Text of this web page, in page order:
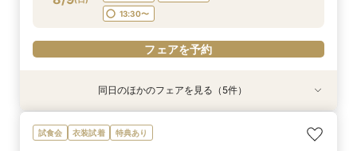
フェアを予約
13:30〜
フェアを予約
衣装試着 特典あり
【歴史感じる本格大聖堂×洗練された美食】黒毛
和牛4万試食で美食を確認！骨格診断＆お似合い
衣装試着 特典あり
＜初見学に◎＞じっくり相談会×大聖堂×上質会
場×絶品4万試食付きBIGフェア
衣装試着 特典あり
＜料理重視の方へ◎＞こだわり抜いた記憶に残る
美食体験◇黒毛和牛4万試食付き！骨格診断＆お
衣装試着 特典あり
トレンド花嫁に◎SNSで話題の最新マッピング演
出*絶品4万試食付きBIGフェア
衣装試着 特典あり
初見学に◎《東京を一望！地上55ｍのルーフトッ
プ》都心とは思えない開放感を体感◆黒毛和牛4
同日のほかのフェアを見る（5件）
試食会 衣装試着 特典あり